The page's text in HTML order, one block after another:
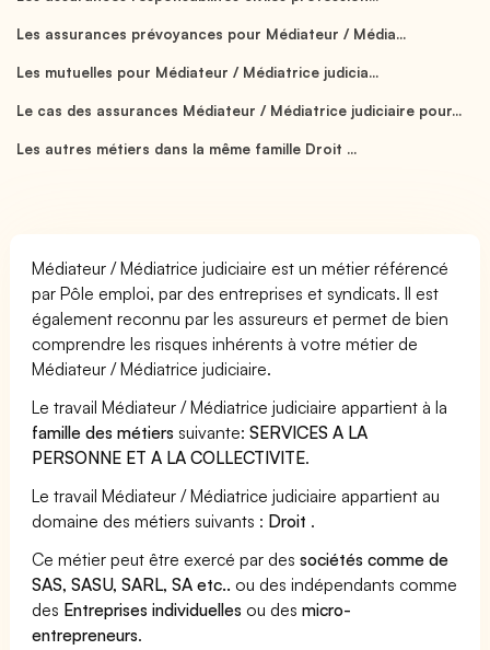
Les assurances prévoyances pour Médiateur / Média...
Les mutuelles pour Médiateur / Médiatrice judicia...
Le cas des assurances Médiateur / Médiatrice judiciaire pour...
Les autres métiers dans la même famille Droit ...
Médiateur / Médiatrice judiciaire est un métier référencé
par Pôle emploi, par des entreprises et syndicats. Il est
également reconnu par les assureurs et permet de bien
comprendre les risques inhérents à votre métier de
Médiateur / Médiatrice judiciaire.
Le travail Médiateur / Médiatrice judiciaire appartient à la
famille des métiers suivante:SERVICES A LA
PERSONNE ET A LA COLLECTIVITE.
Le travail Médiateur / Médiatrice judiciaire appartient au
domaine des métiers suivants : Droit .
Ce métier peut être exercé par dessociétés comme de
SAS, SASU, SARL, SA etc.. ou des indépendants comme
des Entreprises individuelles ou desmicro-
entrepreneurs.